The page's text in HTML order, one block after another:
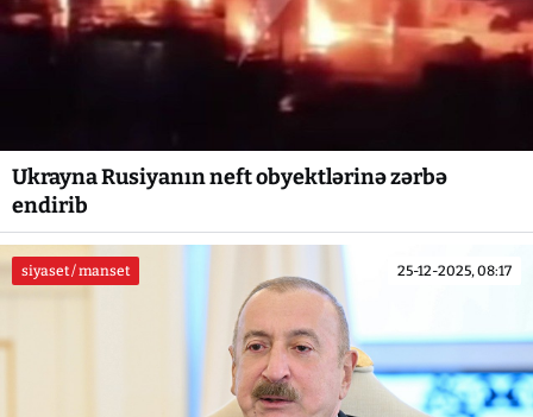
Ukrayna Rusiyanın neft obyektlərinə zərbə
endirib
siyaset / manset 25-12-2025, 08:17